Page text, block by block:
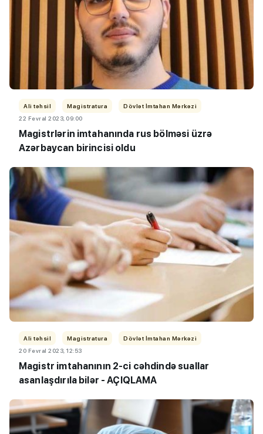
Ali təhsil Magistratura
Dövlət İmtahan Mərkəzi
22 Fevral 2023, 09:00
Magistrlərin imtahanında rus bölməsi üzrə
Azərbaycan birincisi oldu
Ali təhsil Magistratura
Dövlət İmtahan Mərkəzi
20 Fevral 2023, 12:53
Magistr imtahanının 2-ci cəhdində suallar
asanlaşdırıla bilər - AÇIQLAMA